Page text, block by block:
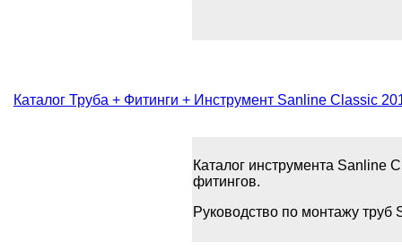
Каталог Труба + Фитинги + Инструмент Sanline Classic
Каталог инструмента Sanline
фитингов.
Руководство по монтажу труб